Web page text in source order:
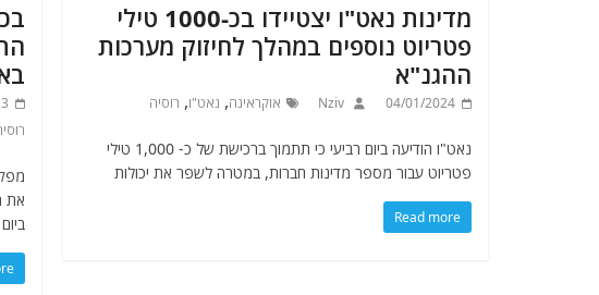
מדינות נאט"ו יצטיידו בכ-1000 טילי
פטריוט נוספים במהלך לחיזוק מערכות
ההגנ"א
04/01/2024
Nziv אוקראינה, נאט"ו, רוסיה
נאט"ו הודיעה ביום רביעי כי תתמוך ברכישת של כ- 1,000 טילי
פטריוט עבור מספר מדינות חברות, במטרה לשפר את יכולות
Read more
את
ביום